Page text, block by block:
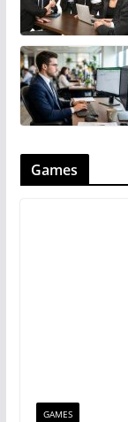
Games
GAMES